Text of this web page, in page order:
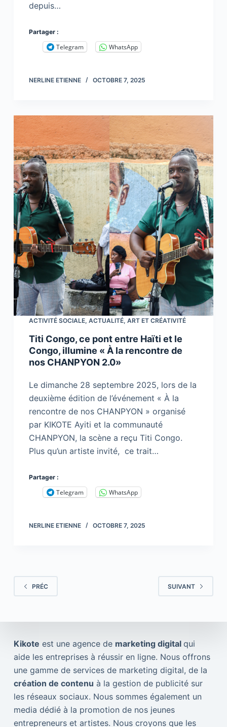
depuis…
Partager :
Telegram WhatsApp
NERLINE ETIENNE OCTOBRE 7, 2025
ACTIVITÉ SOCIALE, ACTUALITÉ, ART ET CRÉATIVITÉ
Titi Congo, ce pont entre Haïti et le
Congo, illumine « À la rencontre de
nos CHANPYON 2.0»
Le dimanche 28 septembre 2025, lors de la
deuxième édition de l’événement « À la
rencontre de nos CHANPYON » organisé
par KIKOTE Ayiti et la communauté
CHANPYON, la scène a reçu Titi Congo.
Plus qu’un artiste invité, ce trait…
Partager :
Telegram WhatsApp
NERLINE ETIENNE OCTOBRE 7, 2025
PRÉC SUIVANT
Kikote est une agence de marketing digital qui
aide les entreprises à réussir en ligne. Nous offrons
une gamme de services de marketing digital, de la
création de contenu à la gestion de publicité sur
les réseaux sociaux. Nous sommes également un
media dédié à la promotion de nos jeunes
entrepreneurs et artistes. Nous croyons que les